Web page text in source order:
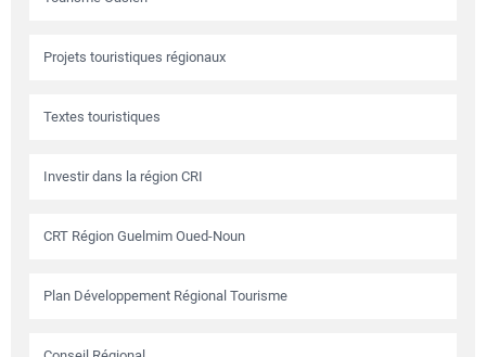
Projets touristiques régionaux
Textes touristiques
Investir dans la région CRI
CRT Région Guelmim Oued-Noun
Plan Développement Régional Tourisme